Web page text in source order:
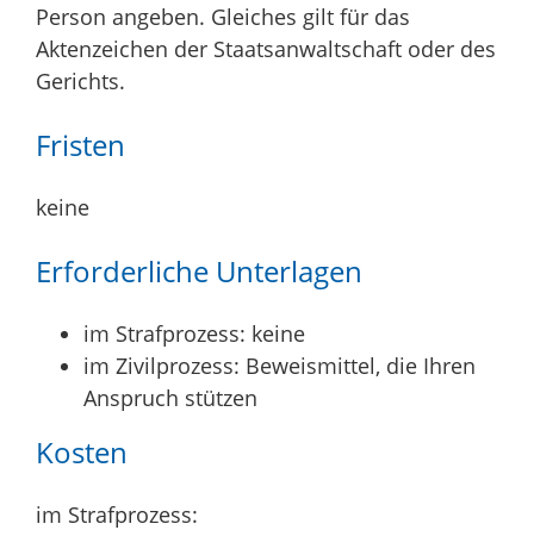
Person angeben. Gleiches gilt für das
Aktenzeichen der Staatsanwaltschaft oder des
Gerichts.
Fristen
keine
Erforderliche Unterlagen
im Strafprozess: keine
im Zivilprozess: Beweismittel, die Ihren
Anspruch stützen
Kosten
im Strafprozess: